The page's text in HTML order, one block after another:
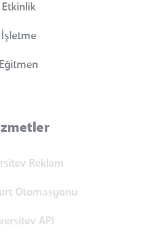
Etkinlik
İşletme
Eğitmen
Reklam
Otomasyonu
API